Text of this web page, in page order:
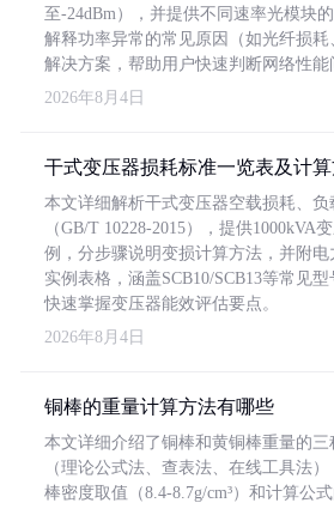
至-24dBm），并提供不同速率光模块
解释功率异常的常见原因（如光纤损耗
解决方案，帮助用户快速判断网络性能
2026年8月4日
干式变压器损耗标准一览表及计
本文详细解析干式变压器空载损耗、
（GB/T 10228-2015），提供1000kVA
例，分步骤说明变损计算方法，并附
实例表格，涵盖SCB10/SCB13等常见
快速掌握变压器能效评估要点。
2026年8月4日
铜棒的重量计算方法有哪些
本文详细介绍了铜棒和黄铜棒重量的
（理论公式法、查表法、在线工具法
棒密度取值（8.4-8.7g/cm³）和计算公